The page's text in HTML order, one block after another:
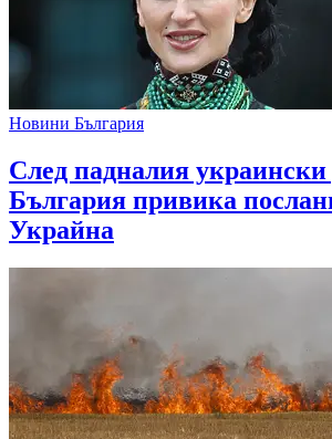
Новини България
След падналия украински
България привика
Украйна